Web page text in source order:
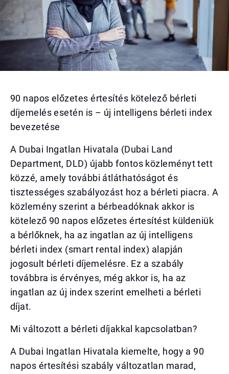
90 napos előzetes értesítés kötelező bérleti
díjemelés esetén is – új intelligens bérleti index
bevezetése
A Dubai Ingatlan Hivatala (Dubai Land
Department, DLD) újabb fontos közleményt tett
közzé, amely további átláthatóságot és
tisztességes szabályozást hoz a bérleti piacra. A
közlemény szerint a bérbeadóknak akkor is
kötelező 90 napos előzetes értesítést küldeniük
a bérlőknek, ha az ingatlan az új intelligens
bérleti index (smart rental index) alapján
jogosult bérleti díjemelésre. Ez a szabály
továbbra is érvényes, még akkor is, ha az
ingatlan az új index szerint emelheti a bérleti
díjat.
Mi változott a bérleti díjakkal kapcsolatban?
A Dubai Ingatlan Hivatala kiemelte, hogy a 90
napos értesítési szabály változatlan marad,